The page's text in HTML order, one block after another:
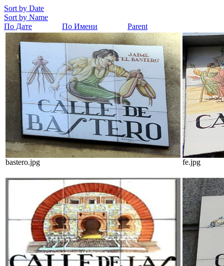
Sort by Date
Sort by Name
По Дате
По Имени Parent
bastero.jpg fe.jpg